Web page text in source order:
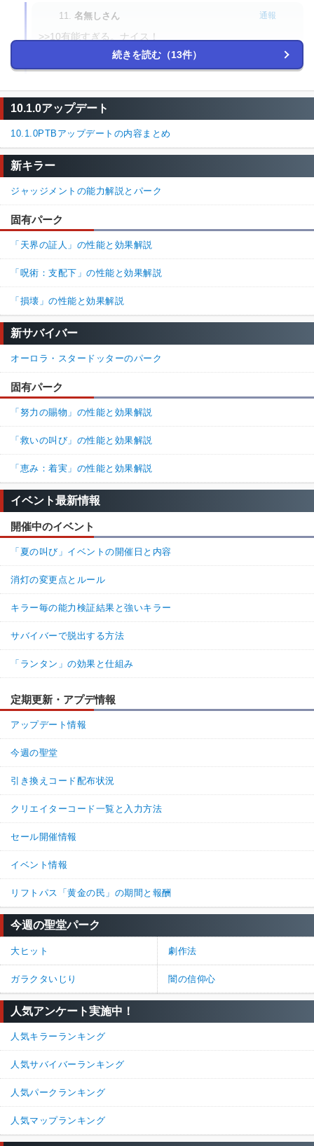
11. 名無しさん 通報
>>10有能すぎる。ナイス！
100%
9. 名無しさん 通報
こういうの
「深手が切れるまで何秒か」
「深手を治療するのに何秒かかるか」
みたいな数字での説明があると分かりやすくて助かるんだけどな
返信 (0)
8. 名無しさん 通報
深手状態で発電機つけられて救助されてトーテム壊されてマジで
存在意義を問いたい。行動不能とセットでいいだろ
返信
7. 名無しさん
必ず8秒以上の治療遅延できるのが深手の強みだぞ
重傷の遅延はおおよそ3～6秒に対して深手は8～12秒、しかも放置
でダウンのおまけ付き
負傷回復とは違う扱いらしいから癒しの輪の速度アップ適用外な
点も良い
どうだい、強そうに見えてきただろう？みんなもリージョン使お
う
返信(0) 96% 4%
そもそもセルフケアとか治療キットが無いのに回復できるっての
がおかしいんだよ
普通のケガはセルフケアや救急箱が無いと治療できないのになん
でそれ以上に重たそうな深手状態は治療できるのか
あと走りながらだと無効になるのも変だし、始めたての頃リージ
ョン使ってた時は、斬って深手状態にしてそれを追いかけ回して
る間に深手タイマーが切れて倒れさせるのかと思ってたわ
返信(0)
5. 名無しさん
この状態異常さ、絶対に息してないよね。
回って安全な所に逃げてそこで治療すればなんてことなくなるよ
ね。
タイマーの量増やして良いから走ってる時に普通に減って、歩い
てる時は少しずつ減って、で治療中も歩いてる時と同じくらいの
返信(0) 96% 4%
4. 名無しさん
画面が見えなくなってくのが逃げる時に非常に厄介
治療中も深手タイマー止まらないなら新しい立ち回りができる
返信 (0)
>>1
それな
返信 (0)
続きを読む（13件）
10.1.0アップデート
10.1.0PTBアップデートの内容まとめ
新キラー
ジャッジメントの能力解説とパーク
固有パーク
「天界の証人」の性能と効果解説
「呪術：支配下」の性能と効果解説
「損壊」の性能と効果解説
新サバイバー
オーロラ・スタードッターのパーク
固有パーク
「努力の賜物」の性能と効果解説
「救いの叫び」の性能と効果解説
「恵み：着実」の性能と効果解説
イベント最新情報
開催中のイベント
「夏の叫び」イベントの開催日と内容
消灯の変更点とルール
キラー毎の能力検証結果と強いキラー
サバイバーで脱出する方法
「ランタン」の効果と仕組み
定期更新・アプデ情報
アップデート情報
今週の聖堂
引き換えコード配布状況
クリエイターコード一覧と入力方法
セール開催情報
イベント情報
リフトパス「黄金の民」の期間と報酬
今週の聖堂パーク
大ヒット 劇作法
ガラクタいじり 闇の信仰心
人気アンケート実施中！
人気キラーランキング
人気サバイバーランキング
人気パークランキング
人気マップランキング